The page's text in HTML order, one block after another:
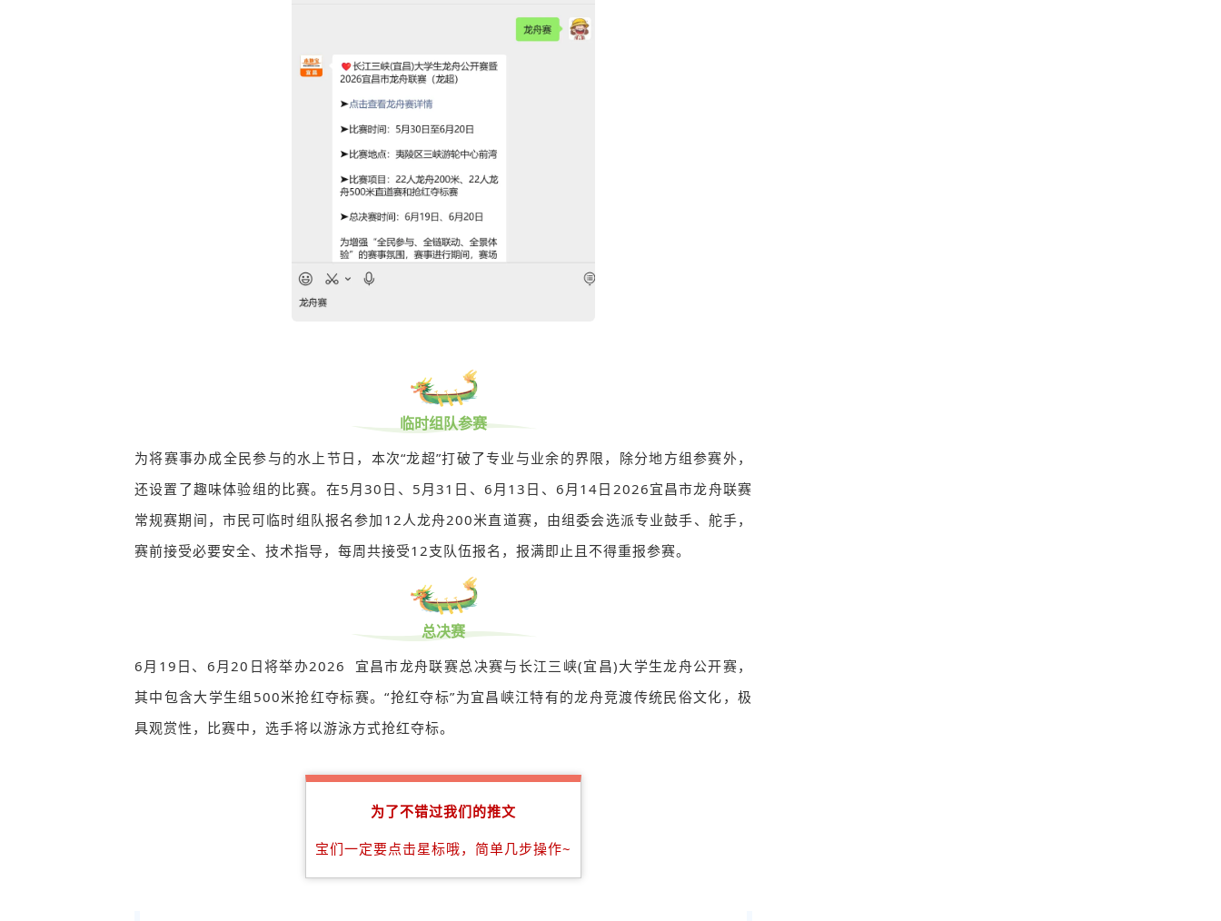
临时组队参赛
为将赛事办成全民参与的水上节日，本次“龙超”打破了专业与业余的界限，除分地方组参赛外，
还设置了趣味体验组的比赛。在5月30日、5月31日、6月13日、6月14日2026宜昌市龙舟联赛
常规赛期间，市民可临时组队报名参加12人龙舟200米直道赛，由组委会选派专业鼓手、舵手，
赛前接受必要安全、技术指导，每周共接受12支队伍报名，报满即止且不得重报参赛。
总决赛
6月19日、6月20日将举办2026 宜昌市龙舟联赛总决赛与长江三峡(宜昌)大学生龙舟公开赛，
其中包含大学生组500米抢红夺标赛。“抢红夺标”为宜昌峡江特有的龙舟竞渡传统民俗文化，极
具观赏性，比赛中，选手将以游泳方式抢红夺标。
为了不错过我们的推文
宝们一定要点击星标哦，简单几步操作~